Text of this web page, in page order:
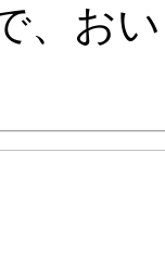
、お